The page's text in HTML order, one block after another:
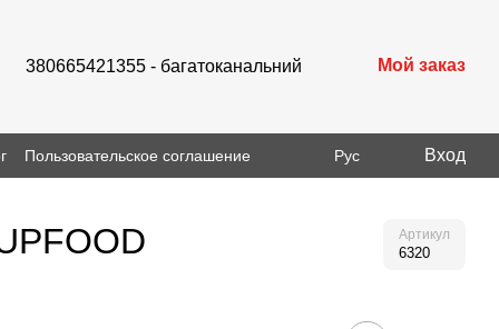
380665421355 - багатоканальний Мой заказ
Пользовательское соглашение Рус Вход
Артикул
6320